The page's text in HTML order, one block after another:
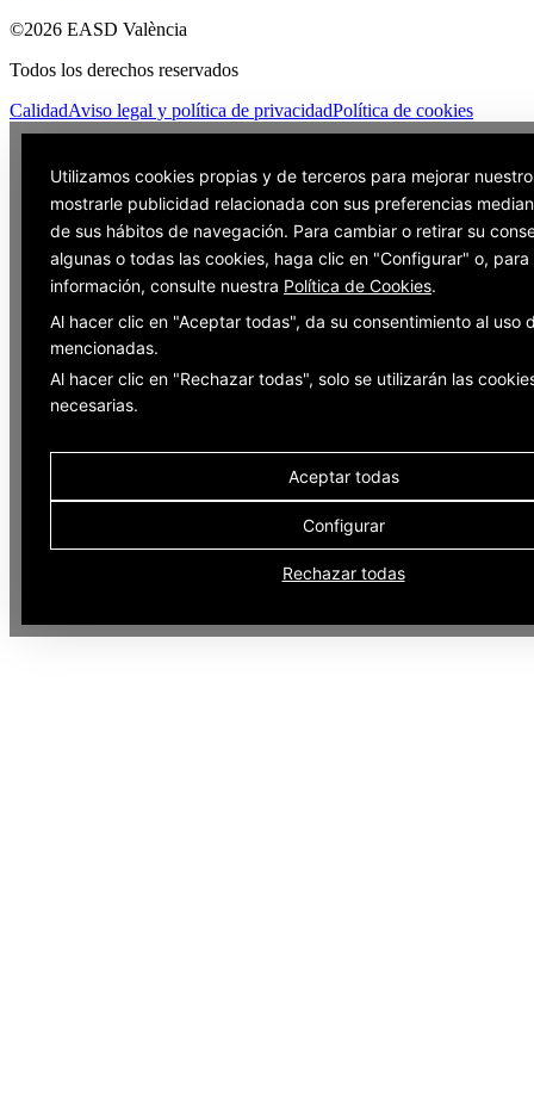
©2026 EASD València
Todos los derechos reservados
CalidadAviso legal y política de privacidadPolítica de cookies
Utilizamos cookies propias y de terceros para mejorar
mostrarle publicidad relacionada con sus preferencias
de sus hábitos de navegación. Para cambiar o retirar su
algunas o todas las cookies, haga clic en "Configurar" o, para
información, consulte nuestra Política de Cookies.
Al hacer clic en "Aceptar todas", da su consentimiento al uso
mencionadas.
Al hacer clic en "Rechazar todas", solo se utilizarán las
necesarias.
Aceptar todas
Configurar
Rechazar todas